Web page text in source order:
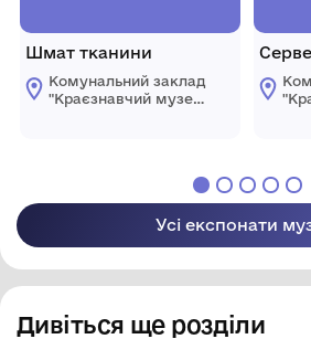
Шмат тканини
Комунальний заклад
"Краєзнавчий музей
Усі експонати
Дивіться ще розділи